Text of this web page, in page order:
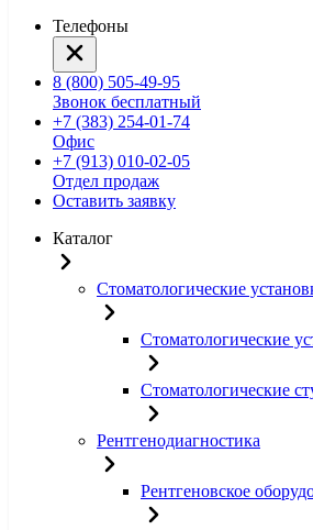
Телефоны
8 (800) 505-49-95
Звонок бесплатный
+7 (383) 254-01-74
Офис
+7 (913) 010-02-05
Отдел продаж
Оставить заявку
Каталог
Стоматологические
Стоматологические
Стоматологические
Рентгенодиагностика
Рентгеновское